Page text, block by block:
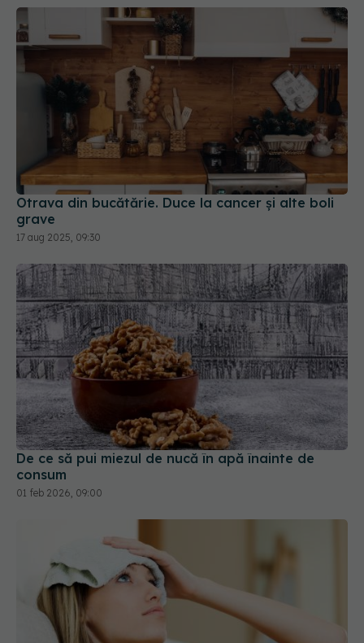
Otrava din bucătărie. Duce la cancer și alte boli
grave
17 aug 2025, 09:30
De ce să pui miezul de nucă în apă înainte de
consum
01 feb 2026, 09:00